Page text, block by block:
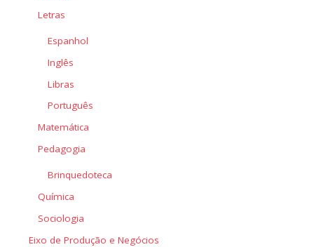
Letras
Espanhol
Inglês
Libras
Português
Matemática
Pedagogia
Brinquedoteca
Química
Sociologia
Eixo de Produção e Negócios